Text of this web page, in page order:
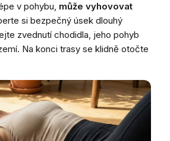
v pohybu, může vyhovovat
si bezpečný úsek dlouhý
zvednutí chodidla, jeho pohyb
Na konci trasy se klidně otočte